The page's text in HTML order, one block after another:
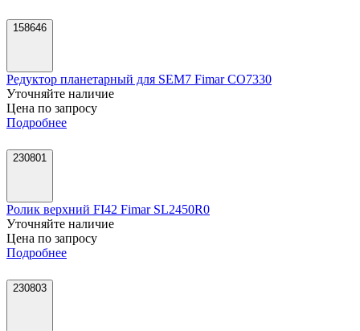
158646
Редуктор планетарный для SEM7 Fimar CO7330
Уточняйте наличие
Цена по запросу
Подробнее
230801
Ролик верхний FI42 Fimar SL2450R0
Уточняйте наличие
Цена по запросу
Подробнее
230803